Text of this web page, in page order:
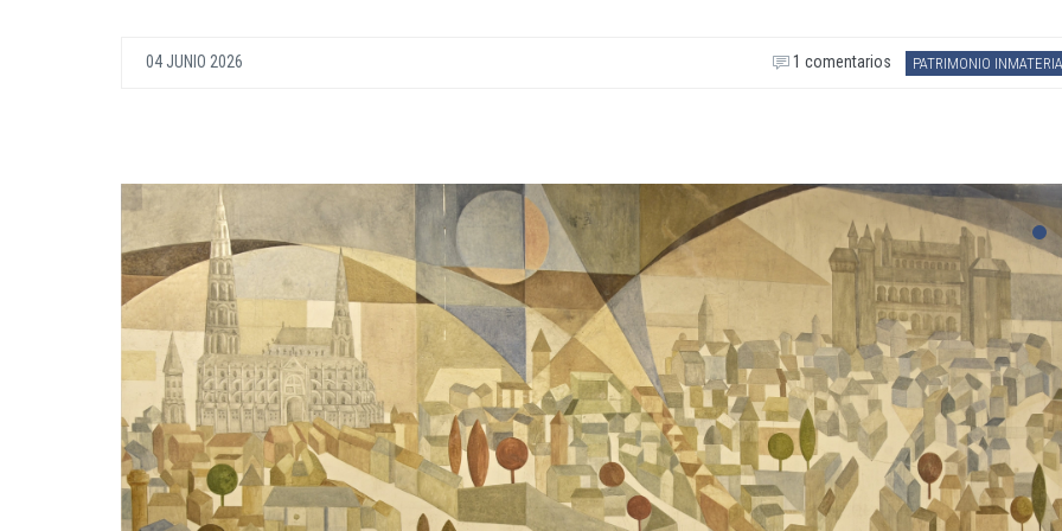
04 JUNIO 2026 PATRIMONIO
1 comentarios